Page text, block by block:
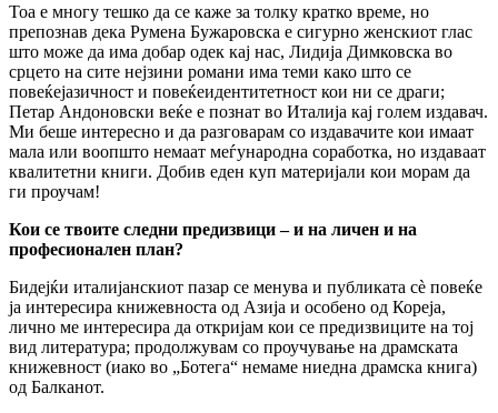
Тоа е многу тешко да се каже за толку кратко време, но
препознав дека Румена Бужаровска е сигурно женскиот глас
што може да има добар одек кај нас, Лидија Димковска во
срцето на сите нејзини романи има теми како што се
повеќејазичност и повеќеидентитетност кои ни се драги;
Петар Андоновски веќе е познат во Италија кај голем издавач.
Ми беше интересно и да разговарам со издавачите кои имаат
мала или воопшто немаат меѓународна соработка, но издаваат
квалитетни книги. Добив еден куп материјали кои морам да
ги проучам!
Кои се твоите следни предизвици – и на личен и на
професионален план?
Бидејќи италијанскиот пазар се менува и публиката сè повеќе
ја интересира книжевноста од Азија и особено од Кореја,
лично ме интересира да откријам кои се предизвиците на тој
вид литература; продолжувам со проучување на драмската
книжевност (иако во „Ботега“ немаме ниедна драмска книга)
од Балканот.